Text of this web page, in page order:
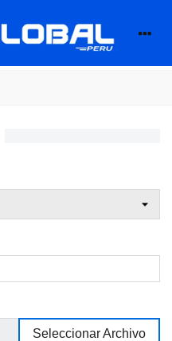
Seleccionar Archivo